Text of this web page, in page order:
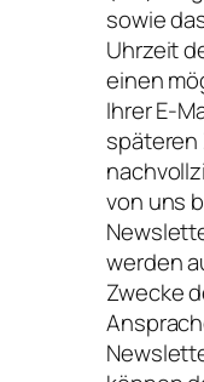
sowie
Uhrzeit
einen
Ihrer E-
von uns
werden
Zwecke